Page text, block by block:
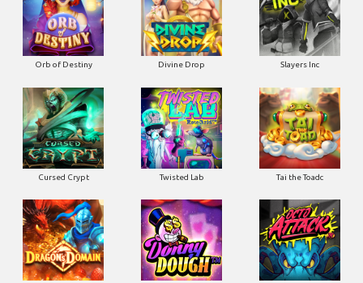
Orb of Destiny Divine Drop Slayers Inc
Cursed Crypt Twisted Lab Tai the Toadc